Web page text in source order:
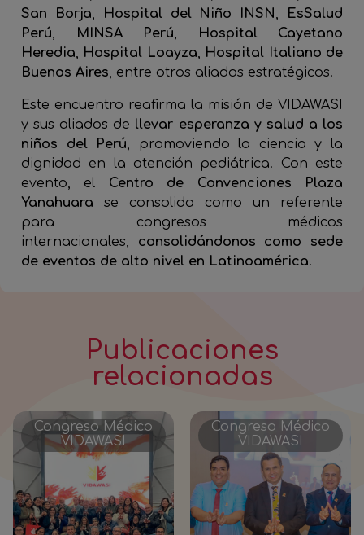
San Borja, Hospital del Niño INSN,
EsSalud
Perú, MINSA Perú,
Hospital Cayetano
Heredia, Hospital Loayza, Hospital Italiano de
Buenos Aires, entre otros aliados estratégicos.
Este encuentro reafirma la misión de VIDAWASI
y sus aliados de llevar esperanza y salud a los
niños del Perú, promoviendo la ciencia y la
dignidad en la atención pediátrica. Con este
evento, el Centro de Convenciones Plaza
Yanahuara se consolida como un referente
para congresos médicos
internacionales, consolidándonos como sede
de eventos de alto nivel en Latinoamérica.
Publicaciones
relacionadas
Congreso Médico
VIDAWASI
Congreso Médico
VIDAWASI